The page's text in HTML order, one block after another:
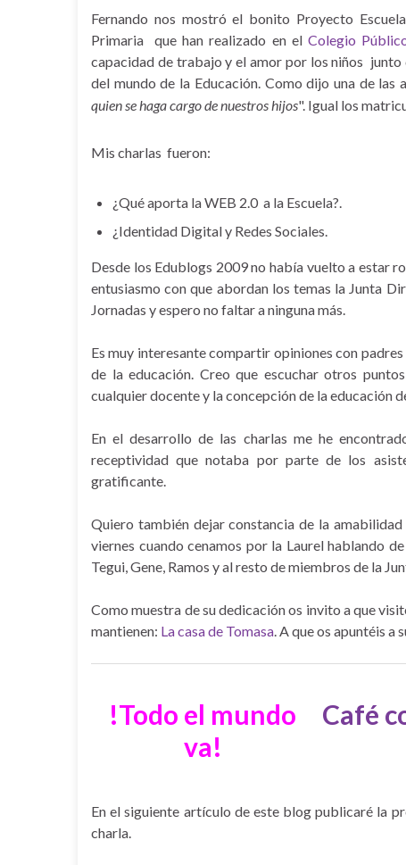
Fernando nos mostró el bonito Proyecto
Primaria que han realizado en el Colegio
capacidad de trabajo y el amor por los niños
del mundo de la Educación. Como dijo una de
quien se haga cargo de nuestros hijos". Igual los
Mis charlas fueron:
¿Qué aporta la WEB 2.0 a la Escuela?.
¿Identidad Digital y Redes Sociales.
Desde los Edublogs 2009 no había vuelto a estar
entusiasmo con que abordan los temas la Junta
Jornadas y espero no faltar a ninguna más.
Es muy interesante compartir opiniones con
de la educación. Creo que escuchar otros
cualquier docente y la concepción de la educación
En el desarrollo de las charlas me he
receptividad que notaba por parte de los
gratificante.
Quiero también dejar constancia de la
viernes cuando cenamos por la Laurel hablando
Tegui, Gene, Ramos y al resto de miembros de la
Como muestra de su dedicación os invito a que
mantienen: La casa de Tomasa. A que os apuntéis a
!Todo el mundo
va!
Café
En el siguiente artículo de este blog publicaré la
charla.